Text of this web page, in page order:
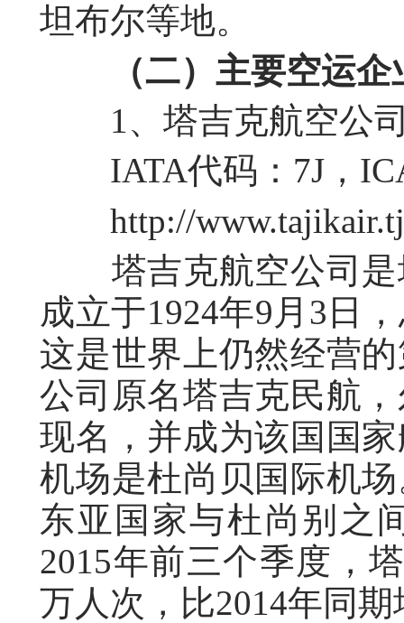
坦布尔等地。
（二）主要空运企
1、塔吉克航空公司
IATA代码：7J，
http://
塔吉克航空公司是
成立于1924年9月3日
这是世界上仍然经营
公司原名塔吉克民航
现名，并成为该国国
机场是杜尚贝国际机
东亚国家与杜尚别之
2015年前三个季度，
万人次，比2014年同